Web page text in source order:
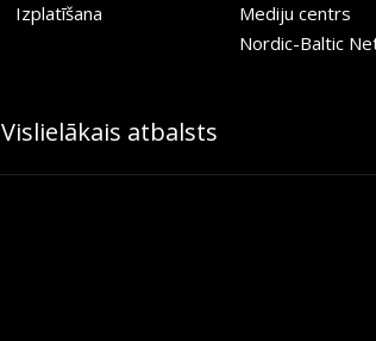
Izplatīšana
Mediju centrs
Nordic-Baltic
Vislielākais atbalsts